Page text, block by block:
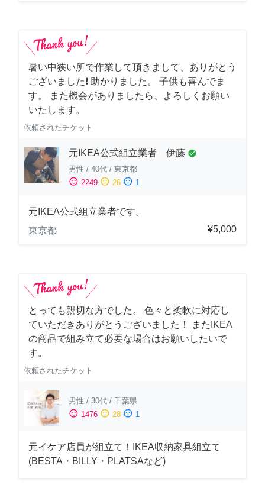
暑い中狭い所で作業して頂きまして、ありがとう
ございました❗️ 助かりました。 子供も喜んでま
す。 また機会がありましたら、よろしくお願い
いたします。
依頼されたチケット
元IKEA公式組立業者 伊藤 check_circle
男性 / 40代 / 東京都
sentiment_satisfied 2249 sentiment_neutral 26 sentiment_dissatisfied 1
元IKEA公式組立業者です。
東京都
¥5,000
とっても親切な方でした。 色々と柔軟に対応し
ていただきありがとうございました！ またIKEA
の商品で組み立て必要な場合はお願いしたいで
す。
依頼されたチケット
男性 / 30代 / 千葉県
sentiment_satisfied 1476 sentiment_neutral 28 sentiment_dissatisfied 1
元イケア店員が組立て！IKEA収納家具組立て
(BESTA・BILLY・PLATSAなど)